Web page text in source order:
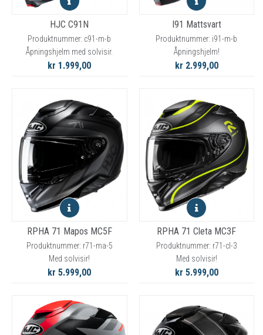
HJC C91N
Produktnummer: c91-m-b
Åpningshjelm med solvisir.
kr 1.999,00
I91 Mattsvart
Produktnummer: i91-m-b
Åpningshjelm!
kr 2.999,00
RPHA 71 Mapos MC5F
Produktnummer: r71-ma-5
Med solvisir!
kr 5.999,00
RPHA 71 Cleta MC3F
Produktnummer: r71-cl-3
Med solvisir!
kr 5.999,00